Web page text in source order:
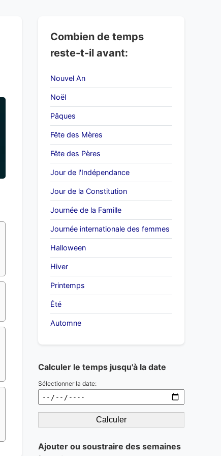
Combien de temps
reste-t-il avant:
Nouvel An
Noël
Pâques
Fête des Mères
Fête des Pères
Jour de l'Indépendance
Jour de la Constitution
Journée de la Famille
Journée internationale des femmes
Halloween
Hiver
Printemps
Été
Automne
Calculer le temps jusqu'à la date
Sélectionner la date:
Calculer
Ajouter ou soustraire des semaines